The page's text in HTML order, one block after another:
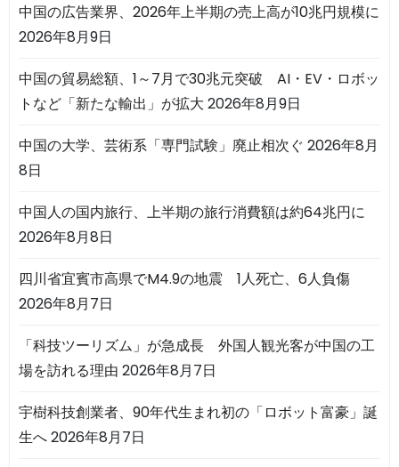
中国の広告業界、2026年上半期の売上高が10兆円規模に
2026年8月9日
中国の貿易総額、1～7月で30兆元突破 AI・EV・ロボッ
トなど「新たな輸出」が拡大 2026年8月9日
中国の大学、芸術系「専門試験」廃止相次ぐ 2026年8月
8日
中国人の国内旅行、上半期の旅行消費額は約64兆円に
2026年8月8日
四川省宜賓市高県でM4.9の地震 1人死亡、6人負傷
2026年8月7日
「科技ツーリズム」が急成長 外国人観光客が中国の工
場を訪れる理由 2026年8月7日
宇樹科技創業者、90年代生まれ初の「ロボット富豪」誕
生へ2026年8月7日